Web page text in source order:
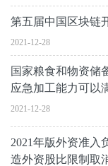
第五届中国区块链
2021-12-28
国家粮食和物资储
应急加工能力可以
2021-12-28
2021年版外资准入
造外资股比限制取